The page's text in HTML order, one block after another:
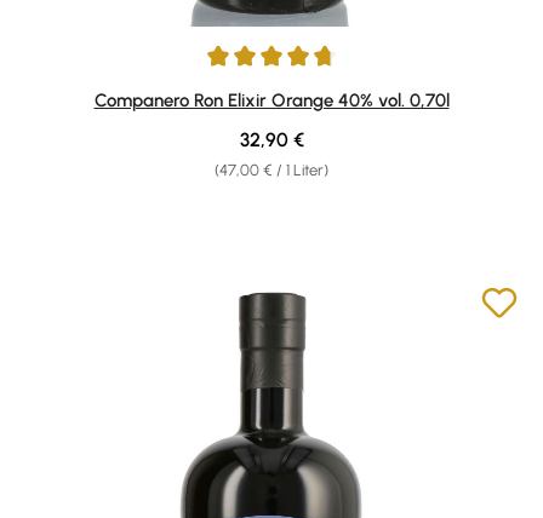
Durchschnittliche Bewertung von 4.73 von 5 Sternen
Companero Ron Elixir Orange 40% vol. 0,70l
(47,00 € / 1 Liter)
Regulärer Preis:
32,90 €